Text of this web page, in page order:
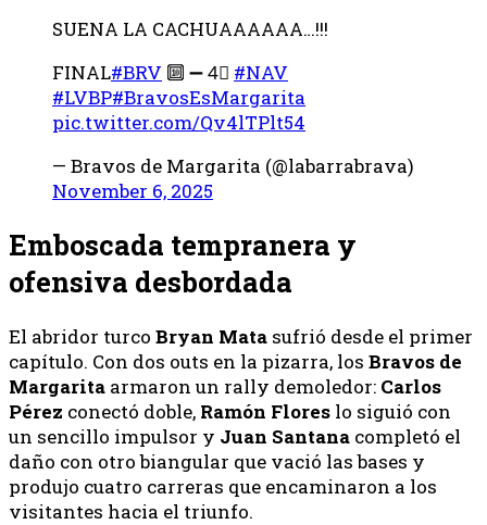
SUENA LA CACHUAAAAAA…!!!
FINAL#BRV 🔟 ➖ 4⃣ #NAV
#LVBP#BravosEsMargarita
pic.twitter.com/Qv4lTPlt54
— Bravos de Margarita (@labarrabrava)
November 6, 2025
Emboscada tempranera y
ofensiva desbordada
El abridor turco Bryan Mata sufrió desde el primer
capítulo. Con dos outs en la pizarra, los Bravos de
Margarita armaron un rally demoledor: Carlos
Pérez conectó doble, Ramón Flores lo siguió con
un sencillo impulsor y Juan Santana completó el
daño con otro biangular que vació las bases y
produjo cuatro carreras que encaminaron a los
visitantes hacia el triunfo.